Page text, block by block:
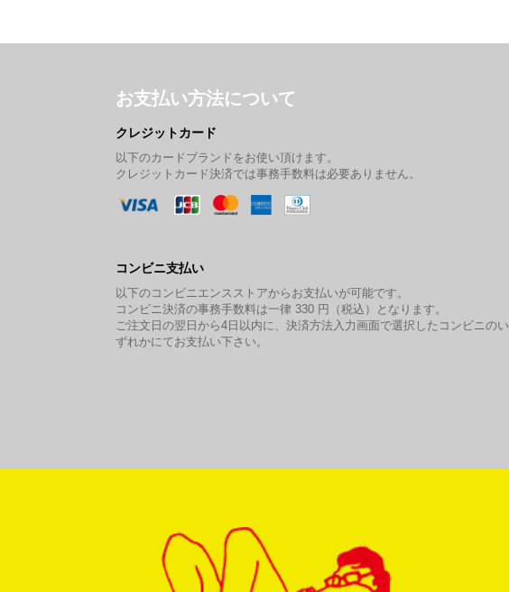
お支払い方法について
クレジットカード
以下のカードブランドをお使い頂けます。
クレジットカード決済では事務手数料は必要ありません。
コンビニ支払い
以下のコンビニエンスストアからお支払いが可能です。
コンビニ決済の事務手数料は一律 330 円（税込）となります。
ご注文日の翌日から4日以内に、決済方法入力画面で選択したコンビニのい
ずれかにてお支払い下さい。